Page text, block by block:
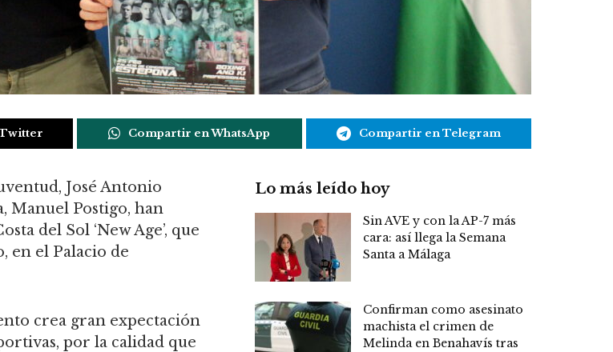
Compartir en WhatsApp Compartir en Telegram
José Antonio
Manuel Postigo, han
del Sol ‘New Age’, que
en el Palacio de
crea gran expectación
por la calidad que
Lo más leído hoy
Sin AVE y con la AP-7 más
cara: así llega la Semana
Santa a Málaga
Confirman como asesinato
machista el crimen de
Melinda en Benahavís tras